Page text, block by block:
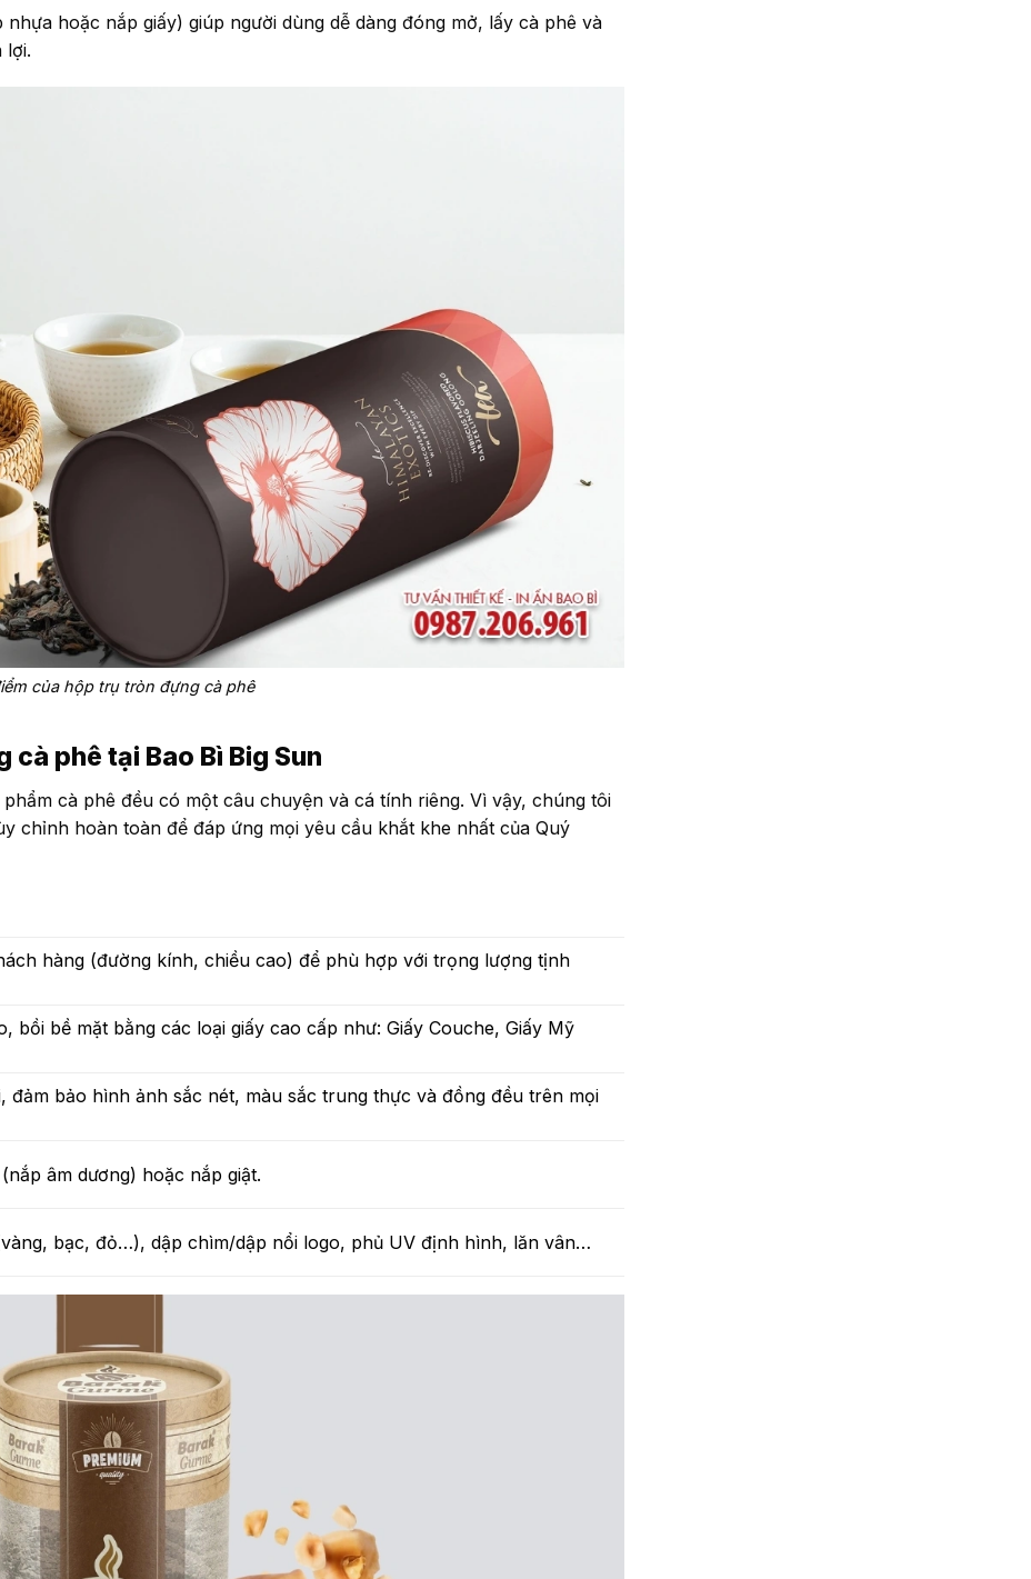
hoặc nắp giấy) giúp người dùng dễ dàng đóng mở, lấy cà phê và
lợi.
của hộp trụ tròn đựng cà phê
phê tại Bao Bì Big Sun
cà phê đều có một câu chuyện và cá tính riêng. Vì vậy, chúng tôi
chỉnh hoàn toàn để đáp ứng mọi yêu cầu khắt khe nhất của Quý
hàng (đường kính, chiều cao) để phù hợp với trọng lượng tịnh
bồi bề mặt bằng các loại giấy cao cấp như: Giấy Couche, Giấy Mỹ
đảm bảo hình ảnh sắc nét, màu sắc trung thực và đồng đều trên mọi
âm dương) hoặc nắp giật.
bạc, đỏ…), dập chìm/dập nổi logo, phủ UV định hình, lăn vân…